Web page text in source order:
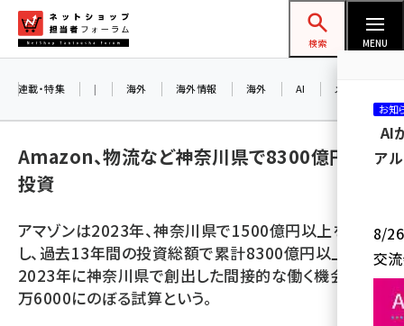
ン
ネットショップ担当者フォーラム
検索 MENU
yahoo (1901)
楽天 (1871)
ecbeing (1207)
連載・特集 | 海外 海外情報 海外 AI メタバース
Amazon、物流など神奈川県で8300億円超を
投資
アマゾンは2023年、神奈川県で1500億円以上を投資
し、過去13年間の投資総額で累計8300億円以上。
2023年に神奈川県で創出した間接的な働く機会は2
万6000にのぼる試算という。
お知
AI
ア
8/26
交